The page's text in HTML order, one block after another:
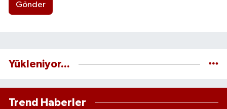
Gönder
Yükleniyor...
Trend Haberler